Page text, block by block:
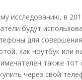
исследованию, в
будут
для
как ноутбук или
также тот
через свой